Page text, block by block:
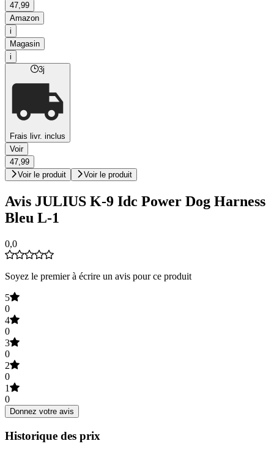
47,99
Amazon
i
Magasin
i
3j
Frais livr. inclus
Voir
47,99
Voir le produit
Voir le produit
Avis JULIUS K-9 Idc Power Dog Harness
Bleu L-1
0,0
Soyez le premier à écrire un avis pour ce produit
5
0
4
0
3
0
2
0
1
0
Donnez votre avis
Historique des prix